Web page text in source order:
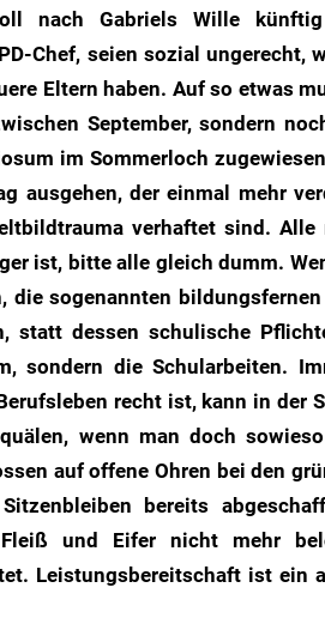
nach Gabriels Wille künftig
Chef, seien sozial ungerecht,
Eltern haben. Auf so etwas
September, sondern
im Sommerloch
ausgehen, der einmal mehr
verhaftet sind.
ist, bitte alle gleich dumm.
die sogenannten
statt dessen schulische
sondern die Schularbeiten.
recht ist, kann in der
wenn man doch
auf offene Ohren bei den
bereits
Fleiß und Eifer nicht mehr
Leistungsbereitschaft ist ein